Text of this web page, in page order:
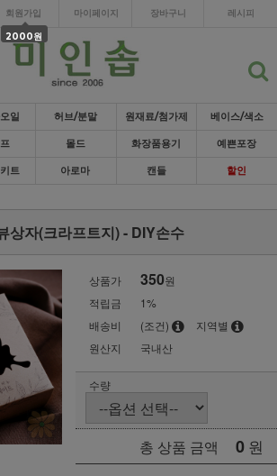
회원가입
2000원
마이페이지 장바구니 레시피
일 허브/분말 원재료/첨가제 베이스/색소
몰드 화장품용기 예쁜포장
트 아로마 캔들 할인
상자(크라프트지) - DIY손수
상품가 350원
적립금
1%
배송비
(조건)
지역별
원산지
국내산
수량
총 상품 금액 0 원